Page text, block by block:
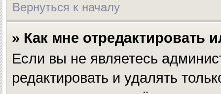
Вернуться к началу
» Как мне отредактировать
Если вы не являетесь
редактировать и удалять